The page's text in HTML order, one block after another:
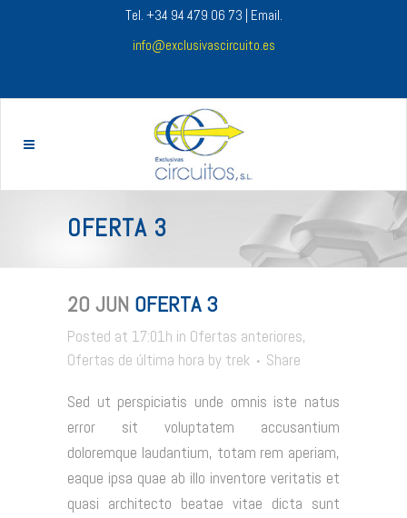
Tel. +34 94 479 06 73 | Email.
info@exclusivascircuito.es
OFERTA 3
20 JUN OFERTA 3
Posted at 17:01h in Ofertas anteriores,
Ofertas de última hora by trek Share
Sed ut perspiciatis unde omnis iste natus
error sit voluptatem accusantium
doloremque laudantium, totam rem aperiam,
eaque ipsa quae ab illo inventore veritatis et
quasi architecto beatae vitae dicta sunt